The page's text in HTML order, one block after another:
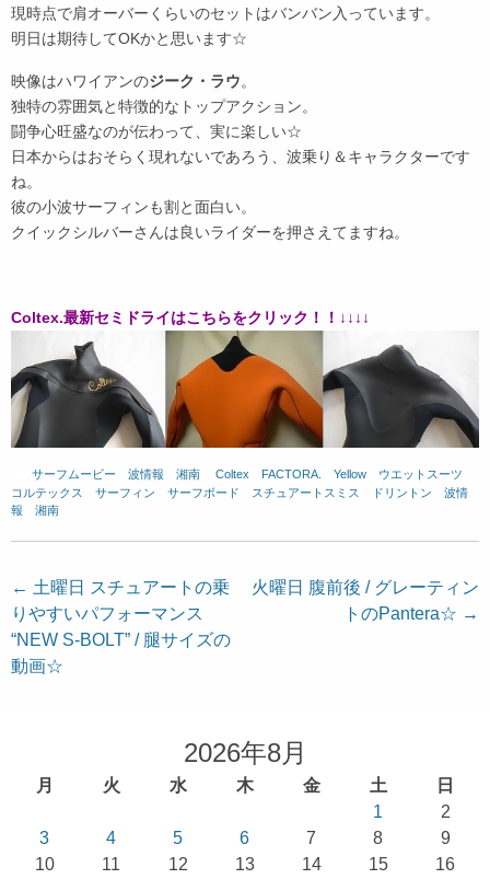
現時点で肩オーバーくらいのセットはバンバン入っています。
明日は期待してOKかと思います☆
映像はハワイアンのジーク・ラウ。
独特の雰囲気と特徴的なトップアクション。
闘争心旺盛なのが伝わって、実に楽しい☆
日本からはおそらく現れないであろう、波乗り＆キャラクターです
ね。
彼の小波サーフィンも割と面白い。
クイックシルバーさんは良いライダーを押さえてますね。
Coltex.最新セミドライはこちらをクリック！！↓↓↓↓
サーフムービー 波情報 湘南 Coltex FACTORA. Yellow ウエットスーツ
コルテックス
サーフィン サーフボード スチュアートスミス ドリントン
波情
報 湘南
投
稿
ナ
← 土曜日 スチュアートの乗
りやすいパフォーマンス
“NEW S-BOLT” / 腿サイズの
動画☆
火曜日 腹前後 / グレーティン
トのPantera☆ →
2026年8月
月 火 水 木 金 土
日
1
2
3
4 5 6 7 8
9
10
11 12 13 14 15
16